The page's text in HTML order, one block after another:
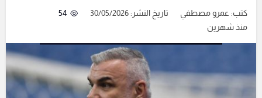
كتب: عمرو مصطفي تاريخ النشر: 30/05/2026
54
منذ شهرين